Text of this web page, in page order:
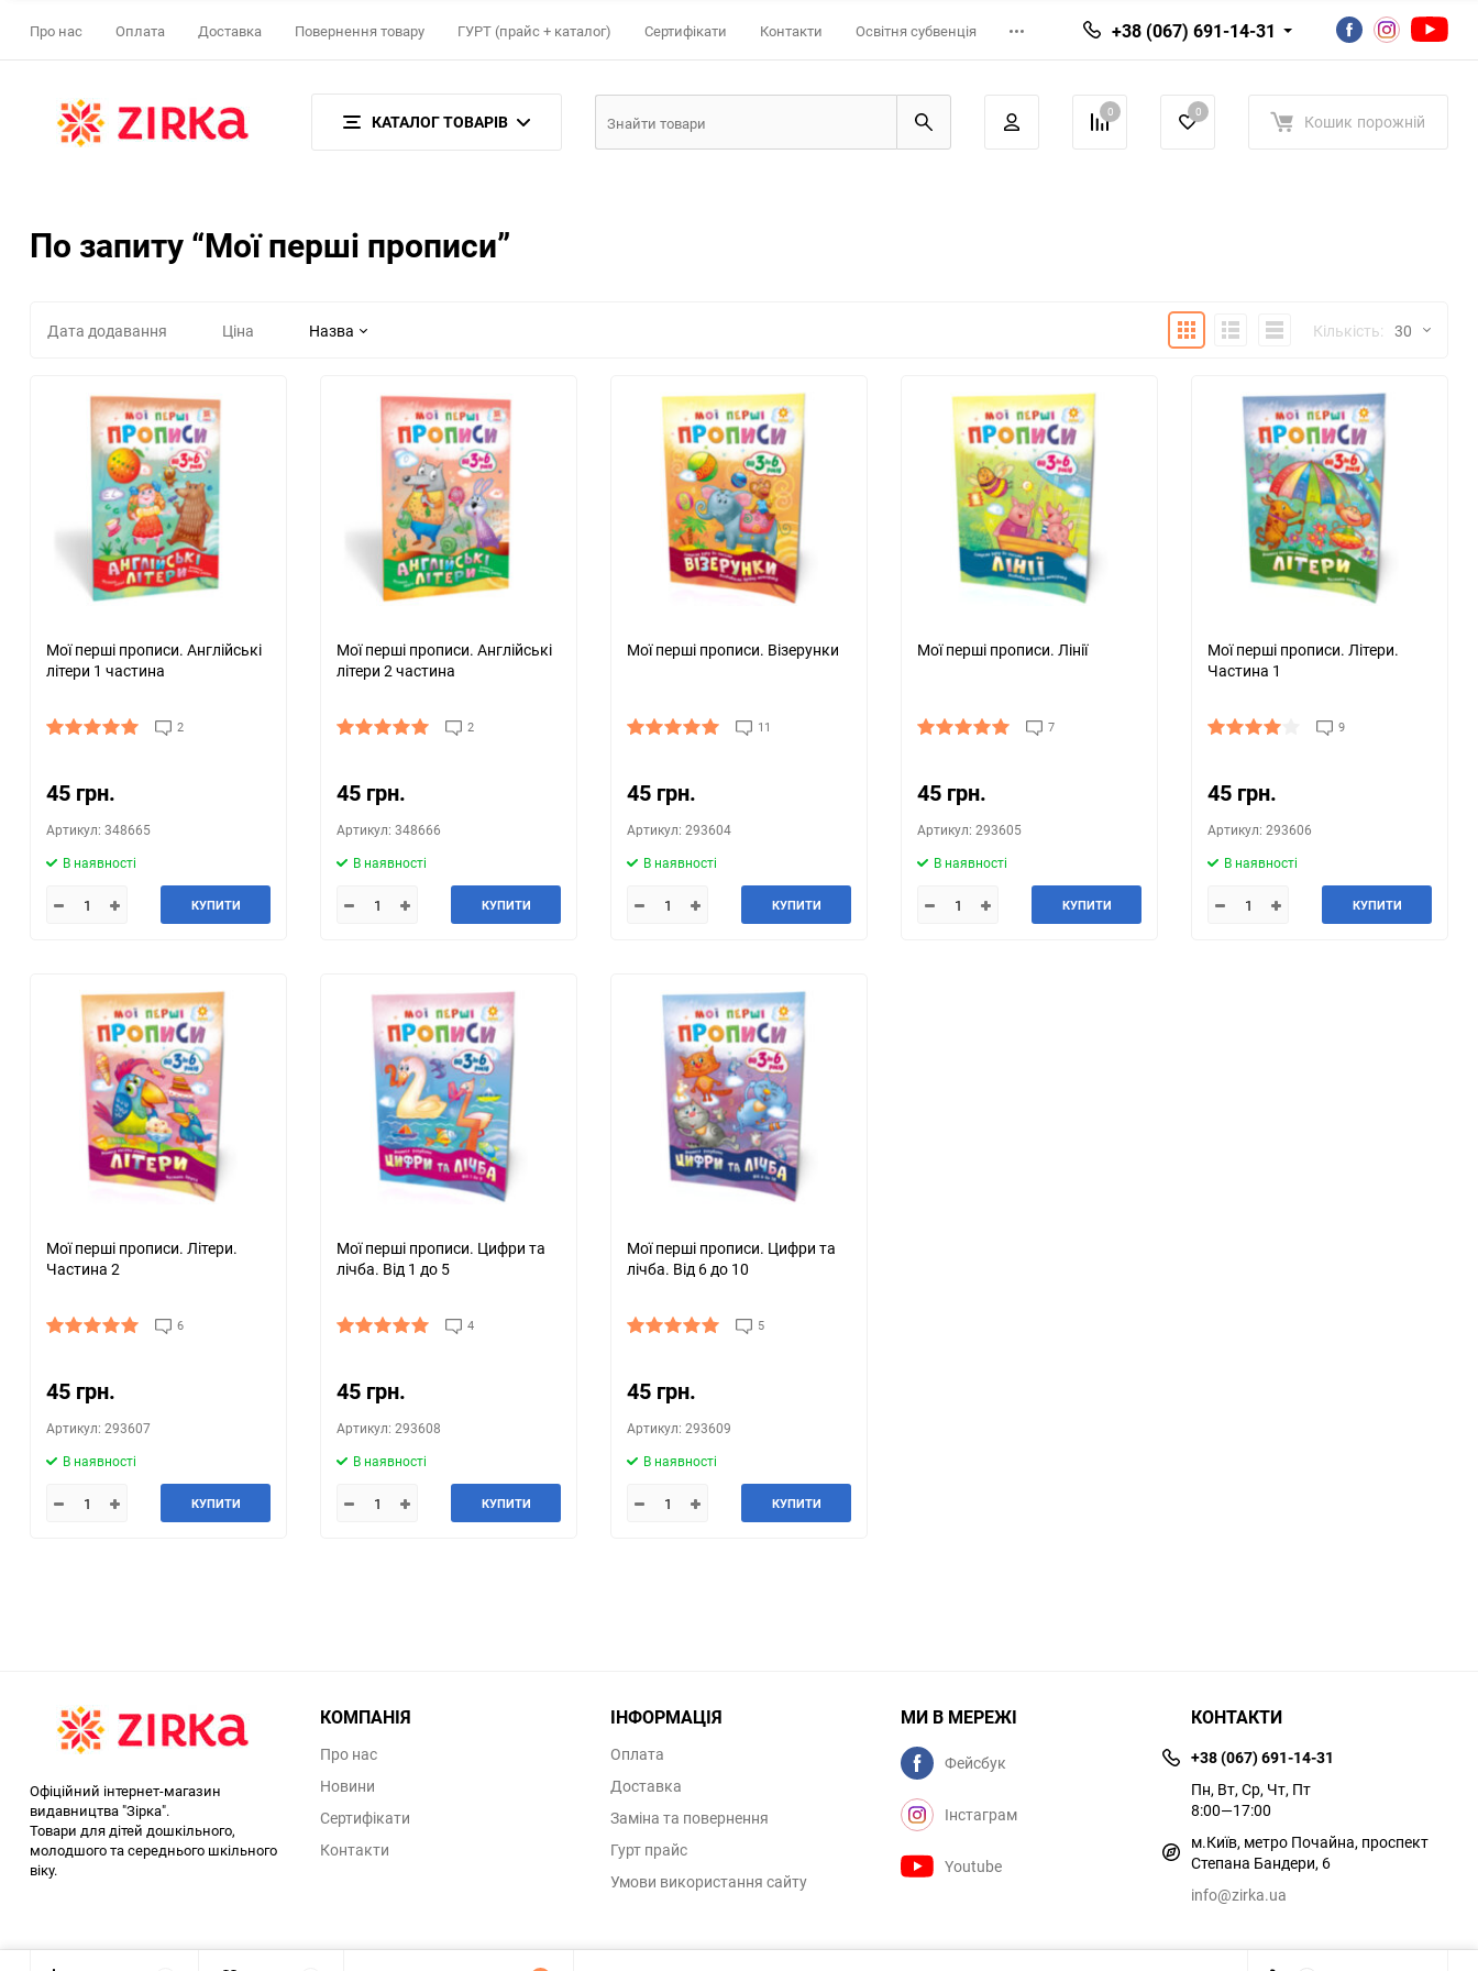
Про нас Оплата Доставка Повернення товару ГУРТ (прайс + каталог) Сертифікати Контакти Освітня субвенція +38 (067) 691-14-31
КАТАЛОГ ТОВАРІВ 0 0 Кошик порожній
По запиту “Мої перші прописи”
Дата додавання Ціна Назва ПлиткаДетальноСписок Кількість: 30
30
60
90
150
Мої перші прописи. Англійські
літери 1 частина
2
45 грн.
Артикул: 348665
В наявності
КУПИТИ
Мої перші прописи. Англійські
літери 2 частина
2
45 грн.
Артикул: 348666
В наявності
КУПИТИ
Мої перші прописи. Візерунки
11
45 грн.
Артикул: 293604
В наявності
КУПИТИ
Мої перші прописи. Лінії
7
45 грн.
Артикул: 293605
В наявності
КУПИТИ
Мої перші прописи. Літери.
Частина 1
9
45 грн.
Артикул: 293606
В наявності
КУПИТИ
Мої перші прописи. Літери.
Частина 2
6
45 грн.
Артикул: 293607
В наявності
КУПИТИ
Мої перші прописи. Цифри та
лічба. Від 1 до 5
4
45 грн.
Артикул: 293608
В наявності
КУПИТИ
Мої перші прописи. Цифри та
лічба. Від 6 до 10
5
45 грн.
Артикул: 293609
В наявності
КУПИТИ
Офіційний інтернет-магазин
видавництва "Зірка".
Товари для дітей дошкільного,
молодшого та середнього шкільного
віку.
КОМПАНІЯ
Про нас
Новини
Сертифікати
Контакти
ІНФОРМАЦІЯ
Оплата
Доставка
Заміна та повернення
Гурт прайс
Умови використання сайту
МИ В МЕРЕЖІ
Фейсбук
Інстаграм
Youtube
КОНТАКТИ
+38 (067) 691-14-31
Пн, Вт, Ср, Чт, Пт
8:00—17:00
м.Київ, метро Почайна, проспект
Степана Бандери, 6
info@zirka.ua